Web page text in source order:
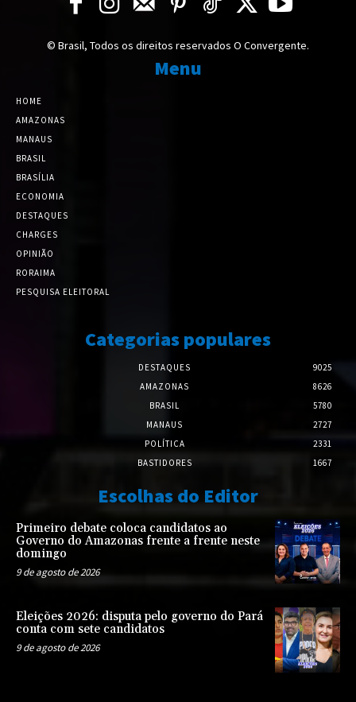
© Brasil, Todos os direitos reservados O Convergente.
Menu
HOME
AMAZONAS
MANAUS
BRASIL
BRASÍLIA
ECONOMIA
DESTAQUES
CHARGES
OPINIÃO
RORAIMA
PESQUISA ELEITORAL
Categorias populares
DESTAQUES
9025
AMAZONAS
8626
BRASIL
5780
MANAUS
2727
POLÍTICA
2331
BASTIDORES
1667
Escolhas do Editor
Primeiro debate coloca candidatos ao
Governo do Amazonas frente a frente neste
domingo
9 de agosto de 2026
Eleições 2026: disputa pelo governo do Pará
conta com sete candidatos
9 de agosto de 2026